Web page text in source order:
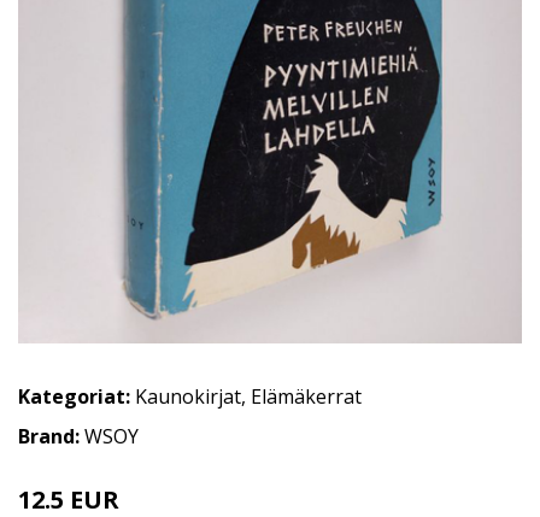
Kategoriat: Kaunokirjat, Elämäkerrat
Brand:WSOY
12.5 EUR